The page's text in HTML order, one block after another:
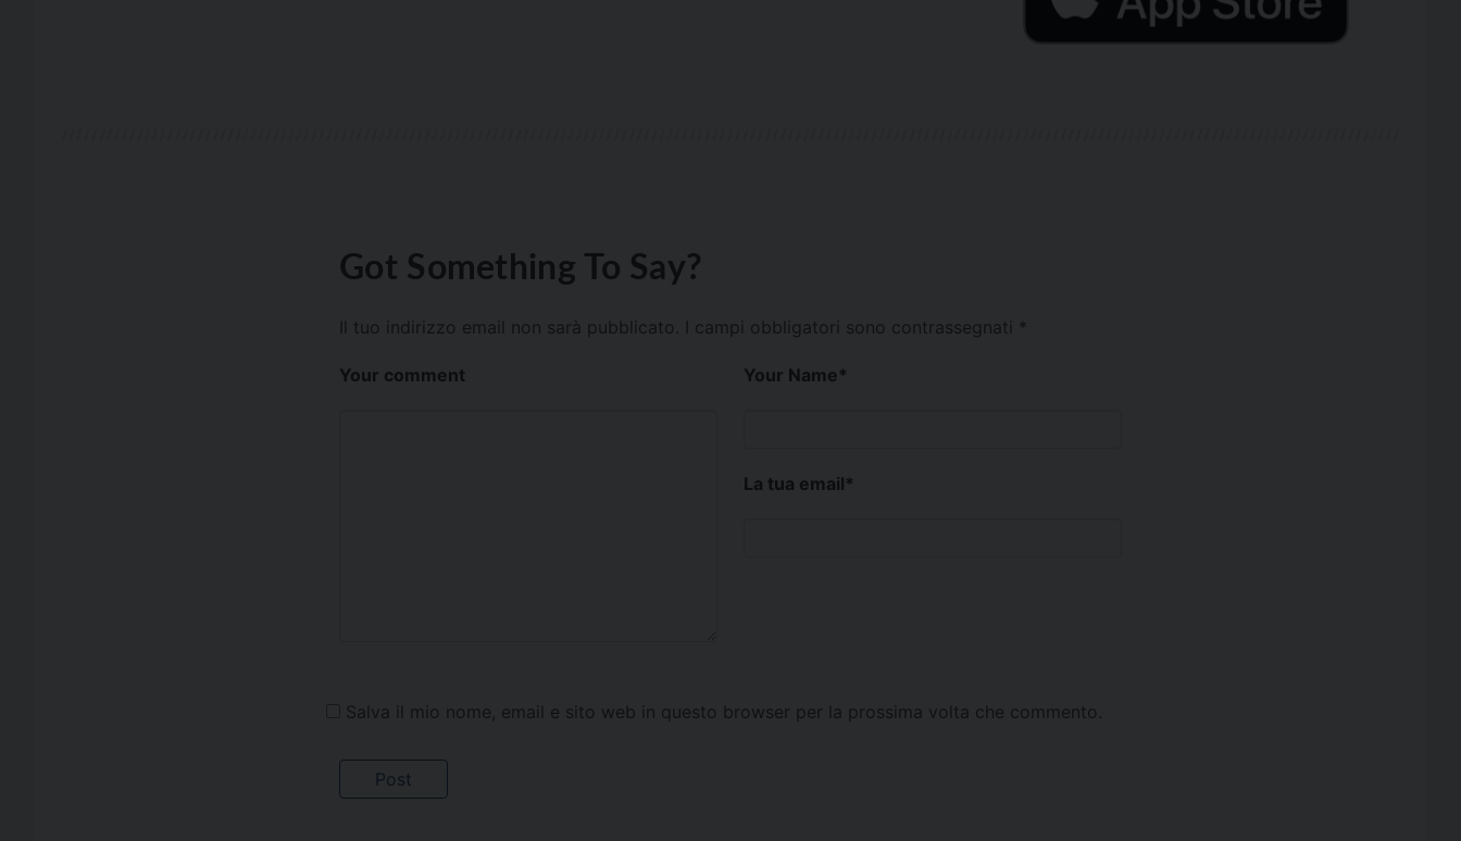
Got Something To Say?
Il tuo indirizzo email non sarà pubblicato. I campi obbligatori sono contrassegnati *
Your comment Your Name*
La tua email*
Salva il mio nome, email e sito web in questo browser per la prossima volta che commento.